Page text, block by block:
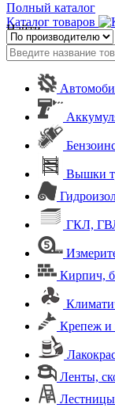
Полный каталог
Каталог товаров
Найти
Вышки
ГКЛ,
Кирпич,
Крепеж и
Ленты,